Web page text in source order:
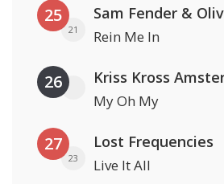
25
21
Sam Fender &
Rein Me In
26
My Oh My
27
23
Lost Frequencies
Live It All